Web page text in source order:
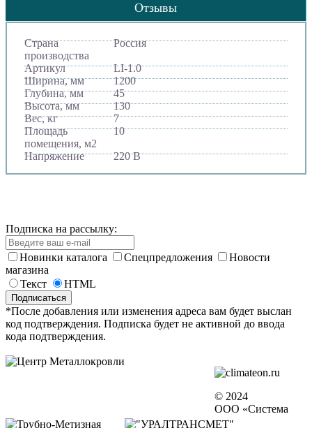
Отзывы
Страна
производства
Россия
Артикул
LI-1.0
Ширина, мм
1200
Глубина, мм
45
Высота, мм
130
Вес, кг
7
Площадь
помещения, м2
10
Напряжение 220 В
Подписка на рассылку:
Новинки каталога Спецпредложения
Новости
магазина
Текст
HTML
*После добавления или изменения адреса вам будет выслан
код подтверждения. Подписка будет не активной до ввода
кода подтверждения.
© 2024
ООО «Система